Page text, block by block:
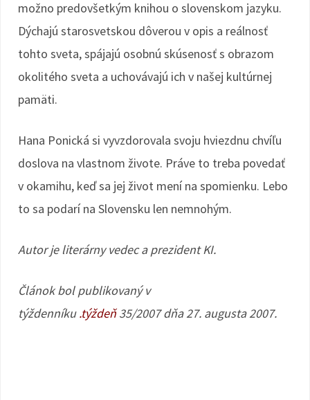
možno predovšetkým knihou o slovenskom jazyku.
Dýchajú starosvetskou dôverou v opis a reálnosť
tohto sveta, spájajú osobnú skúsenosť s obrazom
okolitého sveta a uchovávajú ich v našej kultúrnej
pamäti.
Hana Ponická si vyvzdorovala svoju hviezdnu chvíľu
doslova na vlastnom živote. Práve to treba povedať
v okamihu, keď sa jej život mení na spomienku. Lebo
to sa podarí na Slovensku len nemnohým.
Autor je literárny vedec a prezident KI.
Článok bol publikovaný v
týždenníku.týždeň35/2007 dňa 27. augusta 2007.